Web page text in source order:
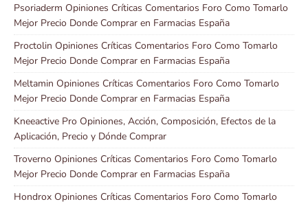
Psoriaderm Opiniones Críticas Comentarios Foro Como Tomarlo
Mejor Precio Donde Comprar en Farmacias España
Proctolin Opiniones Críticas Comentarios Foro Como Tomarlo
Mejor Precio Donde Comprar en Farmacias España
Meltamin Opiniones Críticas Comentarios Foro Como Tomarlo
Mejor Precio Donde Comprar en Farmacias España
Kneeactive Pro Opiniones, Acción, Composición, Efectos de la
Aplicación, Precio y Dónde Comprar
Troverno Opiniones Críticas Comentarios Foro Como Tomarlo
Mejor Precio Donde Comprar en Farmacias España
Hondrox Opiniones Críticas Comentarios Foro Como Tomarlo